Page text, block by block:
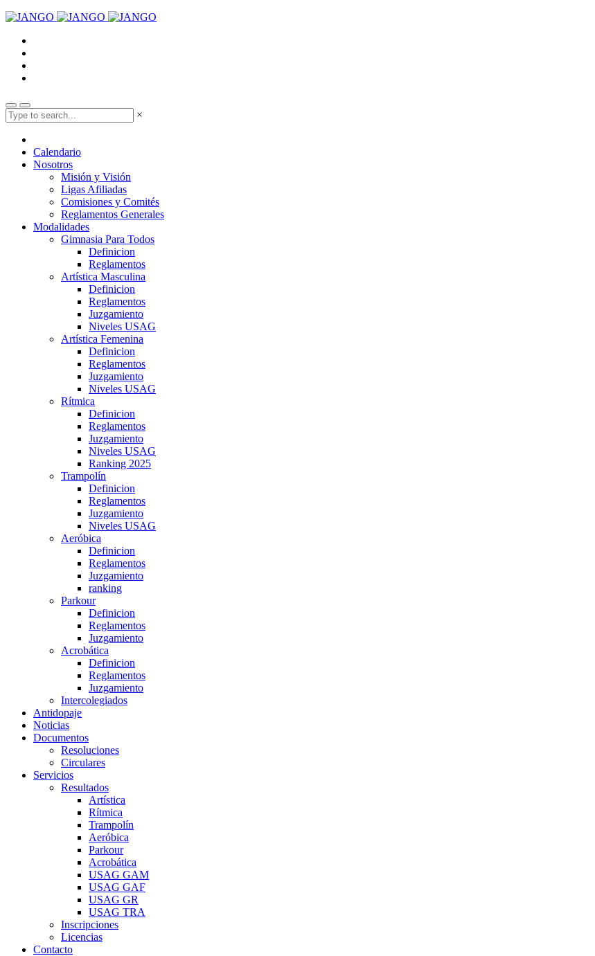
×
Calendario
Nosotros
Misión y Visión
Ligas Afiliadas
Comisiones y Comités
Reglamentos Generales
Modalidades
Gimnasia Para Todos
Definicion
Reglamentos
Artística Masculina
Definicion
Reglamentos
Juzgamiento
Niveles USAG
Artística Femenina
Definicion
Reglamentos
Juzgamiento
Niveles USAG
Rítmica
Definicion
Reglamentos
Juzgamiento
Niveles USAG
Ranking 2025
Trampolín
Definicion
Reglamentos
Juzgamiento
Niveles USAG
Aeróbica
Definicion
Reglamentos
Juzgamiento
ranking
Parkour
Definicion
Reglamentos
Juzgamiento
Acrobática
Definicion
Reglamentos
Juzgamiento
Intercolegiados
Antidopaje
Noticias
Documentos
Resoluciones
Circulares
Servicios
Resultados
Artística
Rítmica
Trampolín
Aeróbica
Parkour
Acrobática
USAG GAM
USAG GAF
USAG GR
USAG TRA
Inscripciones
Licencias
Contacto